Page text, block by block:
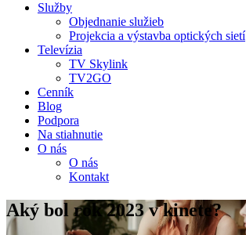
Služby
Objednanie služieb
Projekcia a výstavba optických sietí
Televízia
TV Skylink
TV2GO
Cenník
Blog
Podpora
Na stiahnutie
O nás
O nás
Kontakt
Aký bol rok 2023 v kinete?